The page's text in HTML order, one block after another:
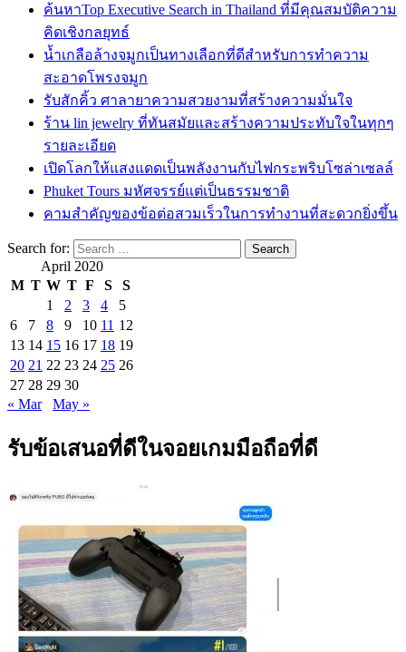
ค้นหาTop Executive Search in Thailand ที่มีคุณสมบัติความ
คิดเชิงกลยุทธ์
น้ำเกลือล้างจมูกเป็นทางเลือกที่ดีสำหรับการทำความ
สะอาดโพรงจมูก
รับสักคิ้ว ศาลายาความสวยงามที่สร้างความมั่นใจ
ร้าน lin jewelry ที่ทันสมัยและสร้างความประทับใจในทุกๆ
รายละเอียด
เปิดโลกให้แสงแดดเป็นพลังงานกับไฟกระพริบโซล่าเซลล์
Phuket Tours มหัศจรรย์แต่เป็นธรรมชาติ
คามสำคัญของข้อต่อสวมเร็วในการทำงานที่สะดวกยิ่งขึ้น
Search for:
April 2020
M T W T F S
S
1
2 3 4
5
6
7 8 9 10 11 12
13 14 15 16 17 18 19
20 21 22 23 24 25 26
27 28 29 30
« Mar
May »
รับข้อเสนอที่ดีในจอยเกมมือถือที่ดี